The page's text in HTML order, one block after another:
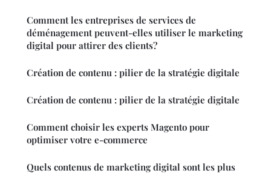
Comment les entreprises de services de
déménagement peuvent-elles utiliser le marketing
digital pour attirer des clients?
Création de contenu : pilier de la stratégie digitale
Création de contenu : pilier de la stratégie digitale
Comment choisir les experts Magento pour
optimiser votre e-commerce
Quels contenus de marketing digital sont les plus